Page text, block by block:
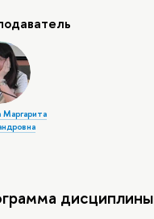
Маргарита
дисциплины